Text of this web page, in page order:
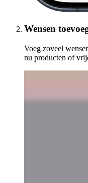
Wensen
Voeg zoveel
nu producten of